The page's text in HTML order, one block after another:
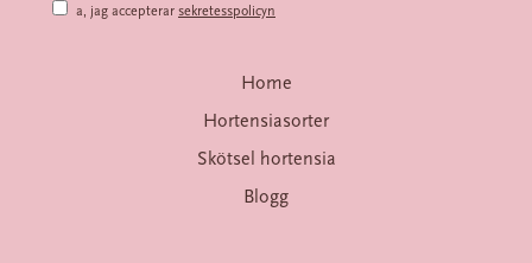
a, jag accepterar sekretesspolicyn
Home
Hortensiasorter
Skötsel hortensia
Blogg